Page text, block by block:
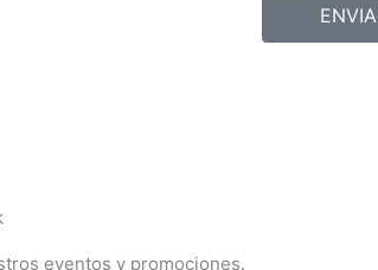
eventos y promociones.